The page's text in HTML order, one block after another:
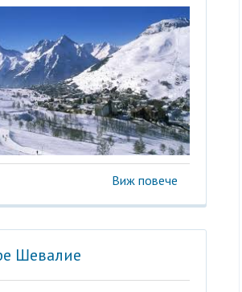
Виж повече
Шевалие